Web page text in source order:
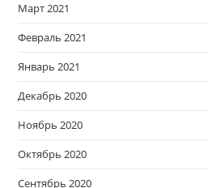
Март 2021
Февраль 2021
Январь 2021
Декабрь 2020
Ноябрь 2020
Октябрь 2020
Сентябрь 2020